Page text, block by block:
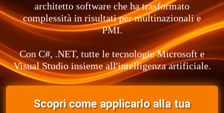
architetto software che ha trasformato
complessità in risultati per multinazionali e
PMI.
Con C#, .NET, tutte le tecnologie Microsoft e
Visual Studio insieme all'intelligenza artificiale.
Scopri come applicarlo alla tua